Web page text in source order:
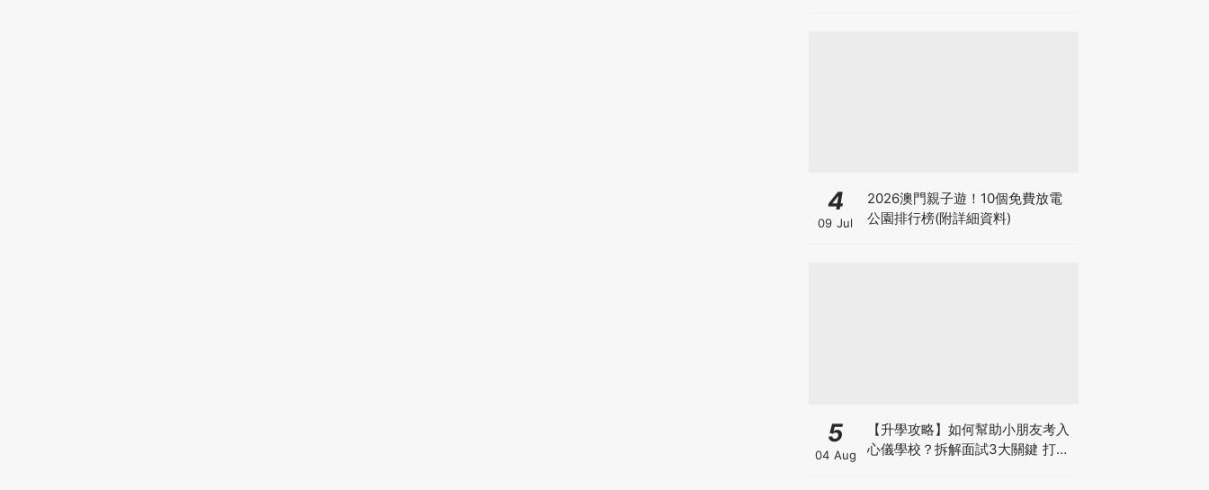
4
09 Jul
2026澳門親子遊！10個免費放電
公園排行榜(附詳細資料)
5
04 Aug
【升學攻略】如何幫助小朋友考入
心儀學校？拆解面試3大關鍵 打好